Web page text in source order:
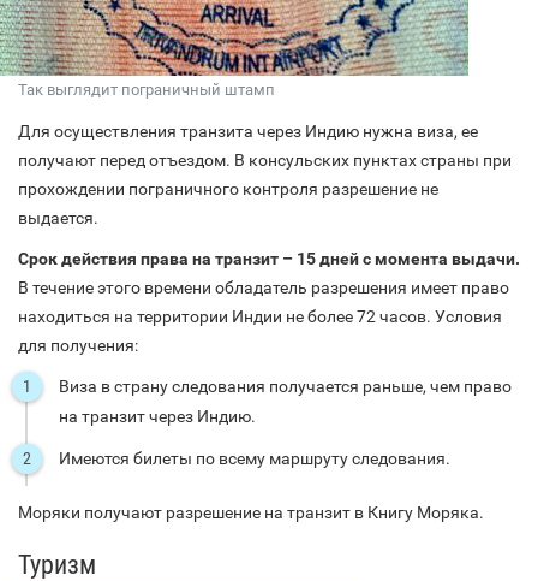
Так выглядит пограничный штамп
Для осуществления транзита через Индию нужна виза, ее
получают перед отъездом. В консульских пунктах страны при
прохождении пограничного контроля разрешение не
выдается.
Срок действия права на транзит – 15 дней с момента выдачи.
В течение этого времени обладатель разрешения имеет право
находиться на территории Индии не более 72 часов. Условия
для получения:
Виза в страну следования получается раньше, чем право
на транзит через Индию.
Имеются билеты по всему маршруту следования.
Моряки получают разрешение на транзит в Книгу Моряка.
Туризм